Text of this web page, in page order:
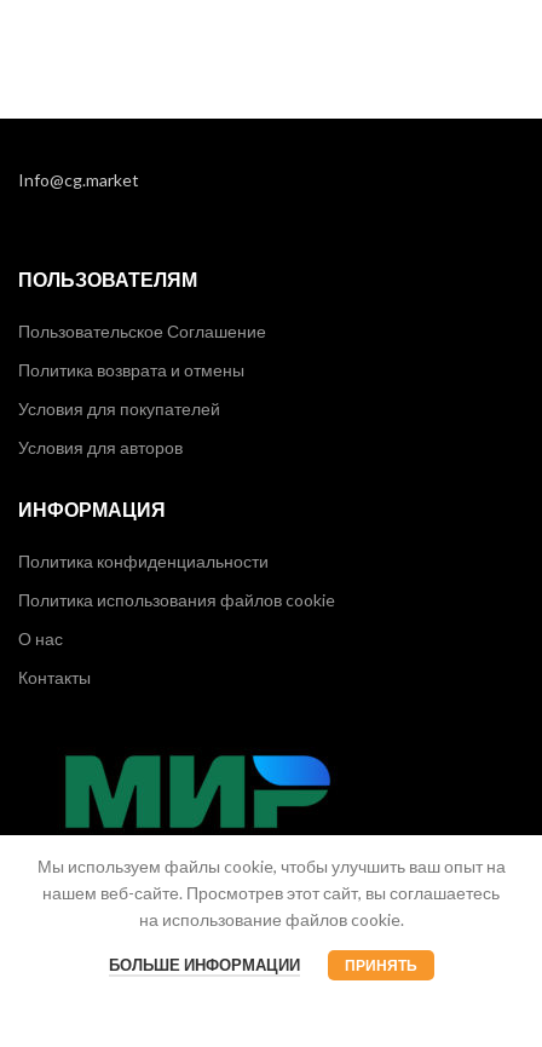
Info@cg.market
ПОЛЬЗОВАТЕЛЯМ
Пользовательское Соглашение
Политика возврата и отмены
Условия для покупателей
Условия для авторов
ИНФОРМАЦИЯ
Политика конфиденциальности
Политика использования файлов cookie
О нас
Контакты
Мы используем файлы cookie, чтобы улучшить ваш опыт на
нашем веб-сайте. Просмотрев этот сайт, вы соглашаетесь
на использование файлов cookie.
БОЛЬШЕ ИНФОРМАЦИИ ПРИНЯТЬ